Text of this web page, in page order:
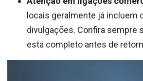
locais geralmente já incluem
divulgações. Confira sempre
está completo antes de